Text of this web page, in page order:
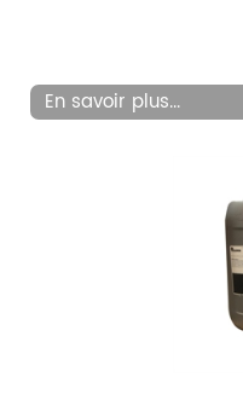
En savoir plus...